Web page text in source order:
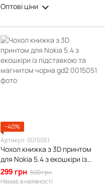
Оптові ціни
−40%
Артикул: 0015051
Чохол книжка з 3D принтом
для Nokia 5.4 з екошкіри із
підставкою та магнитом
чорна gd2
299 грн 500 грн
Немає в наявності